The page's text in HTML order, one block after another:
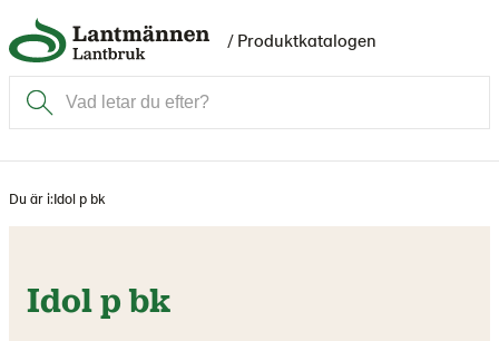
/ Produktkatalogen
Du är i:Idol p bk
Idol p bk